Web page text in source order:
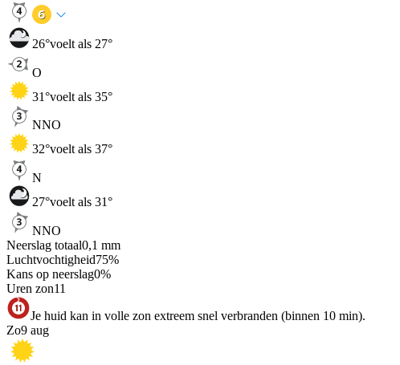
26°voelt als 27°
O
31°voelt als 35°
NNO
32°voelt als 37°
N
27°voelt als 31°
NNO
Neerslag totaal0,1 mm
Luchtvochtigheid75%
Kans op neerslag0%
Uren zon11
Je huid kan in volle zon extreem snel verbranden (binnen 10 min).
Zo9 aug